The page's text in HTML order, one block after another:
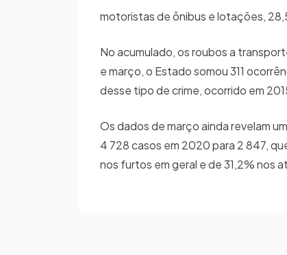
motoristas de ônibus e lotações,
No acumulado, os roubos a
e março, o Estado somou 311
desse tipo de crime, ocorrido em
Os dados de março ainda revelam
4 728 casos em 2020 para 2 847,
nos furtos em geral e de 31,2% nos